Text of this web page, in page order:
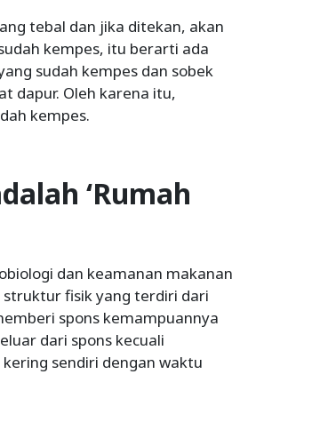
tebal dan jika ditekan, akan
kempes, itu berarti ada
sudah kempes dan sobek
dapur. Oleh karena itu,
kempes.
‘Rumah
dan keamanan makanan
fisik yang terdiri dari
spons kemampuannya
dari spons kecuali
sendiri dengan waktu